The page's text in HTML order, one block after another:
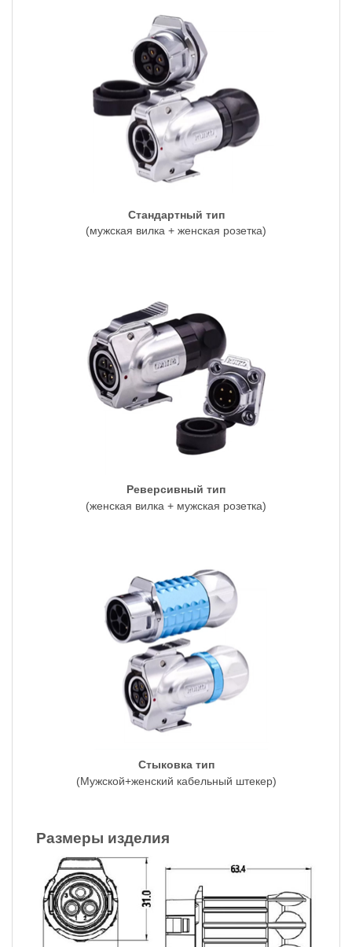
Стандартный тип
(мужская вилка + женская розетка)
Реверсивный тип
(женская вилка + мужская розетка)
Стыковка тип
(Мужской+женский кабельный штекер)
Размеры изделия